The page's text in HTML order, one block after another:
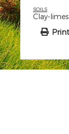
SOILS
Clay-
Print